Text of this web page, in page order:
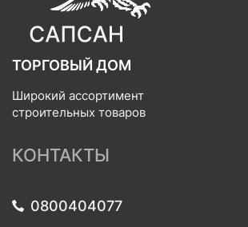
ТОРГОВЫЙ ДОМ
Широкий ассортимент
строительных товаров
КОНТАКТЫ
0800404077